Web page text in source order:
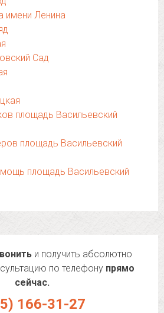
имени Ленина
Сад
площадь Васильевский
площадь Васильевский
площадь Васильевский
и получить абсолютно
по телефону прямо
сейчас.
166-31-27